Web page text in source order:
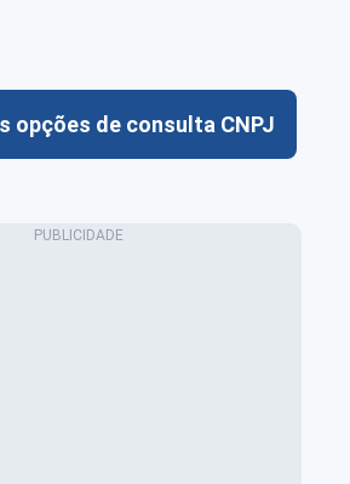
opções de consulta CNPJ